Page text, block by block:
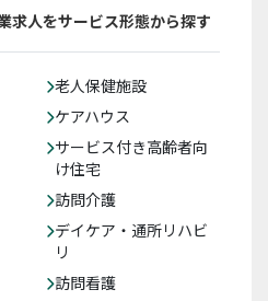
求人をサービス形態から探す
老人保健施設
ケアハウス
サービス付き高齢者向
け住宅
訪問介護
デイケア・通所リハビ
リ
訪問看護